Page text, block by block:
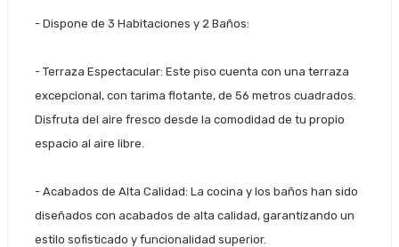
- Dispone de 3 Habitaciones y 2 Baños:
- Terraza Espectacular: Este piso cuenta con una terraza
excepcional, con tarima flotante, de 56 metros cuadrados.
Disfruta del aire fresco desde la comodidad de tu propio
espacio al aire libre.
- Acabados de Alta Calidad: La cocina y los baños han sido
diseñados con acabados de alta calidad, garantizando un
estilo sofisticado y funcionalidad superior.